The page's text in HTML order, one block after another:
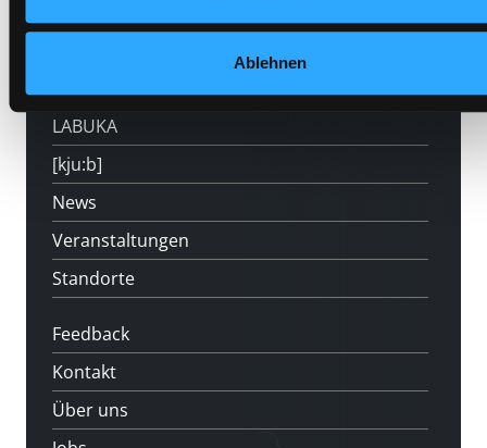
Ablehnen
Angebote
LABUKA
[kju:b]
News
Veranstaltungen
Standorte
Feedback
Kontakt
Über uns